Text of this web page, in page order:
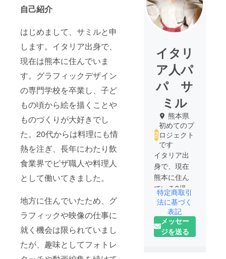
自己紹介
はじめまして、サミルと申
します。イタリア出身で、
現在は熊本に住んでいま
す。グラフィックデザイン
の専門学校を卒業し、子ど
もの頃から絵を描くことや
ものづくりが大好きでし
た。20代からは料理にも情
熱を注ぎ、長年にわたり飲
食業界でピザ職人や料理人
として働いてきました。
地方に住んでいたため、グ
ラフィックや映像の仕事に
就く機会は限られていまし
たが、趣味としてフォトレ
イタリ
ア人パ
パ サ
ミル
熊本県
初めてのプ
ロジェクト
です
イタリア出
身で、現在
熊本に住ん
でいる2児の
父です。家
族と過ごす
時間を大切
にしなが
特定商取引
法に基づく
表記
メッセー
ジを送る